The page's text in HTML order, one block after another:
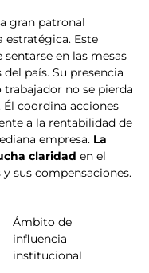
gran patronal
estratégica. Este
en las mesas
país. Su presencia
trabajador no se pierda
coordina acciones
a la rentabilidad de
empresa. La
claridad en el
sus compensaciones.
Ámbito de
influencia
institucional